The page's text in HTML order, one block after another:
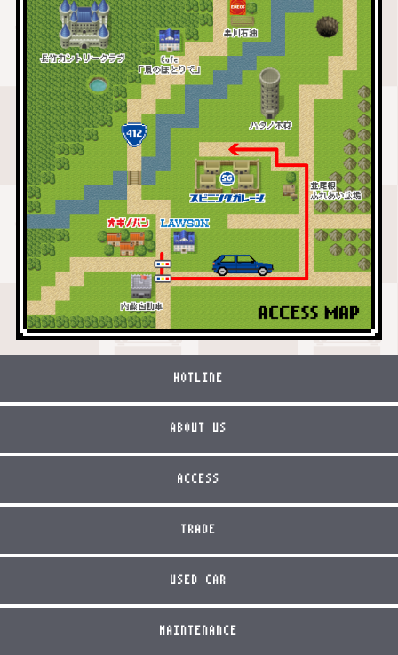
HOTLINE
ABOUT US
ACCESS
TRADE
USED CAR
MAINTENANCE